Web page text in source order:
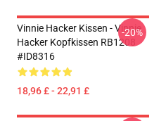
Vinnie Hacker Kissen - Vinnie
Hacker Kopfkissen RB1208
#ID8316
18,96 £ - 22,91 £
-20%